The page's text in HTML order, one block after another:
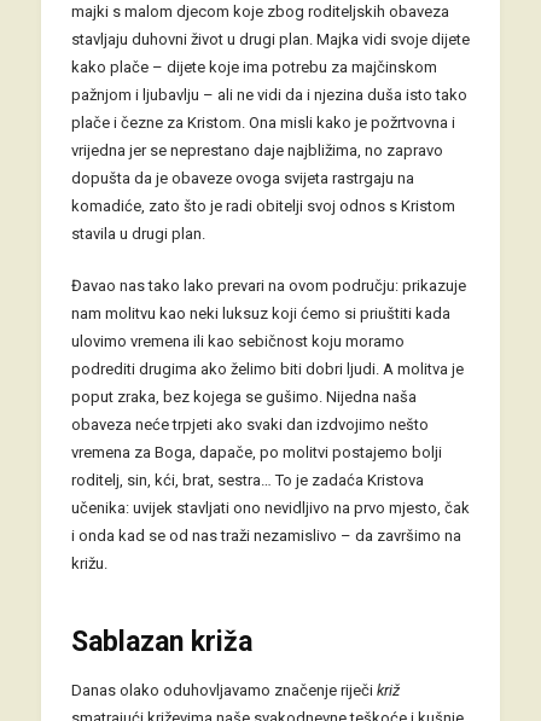
majki s malom djecom koje zbog roditeljskih obaveza
stavljaju duhovni život u drugi plan. Majka vidi svoje dijete
kako plače – dijete koje ima potrebu za majčinskom
pažnjom i ljubavlju – ali ne vidi da i njezina duša isto tako
plače i čezne za Kristom. Ona misli kako je požrtvovna i
vrijedna jer se neprestano daje najbližima, no zapravo
dopušta da je obaveze ovoga svijeta rastrgaju na
komadiće, zato što je radi obitelji svoj odnos s Kristom
stavila u drugi plan.
Đavao nas tako lako prevari na ovom području: prikazuje
nam molitvu kao neki luksuz koji ćemo si priuštiti kada
ulovimo vremena ili kao sebičnost koju moramo
podrediti drugima ako želimo biti dobri ljudi. A molitva je
poput zraka, bez kojega se gušimo. Nijedna naša
obaveza neće trpjeti ako svaki dan izdvojimo nešto
vremena za Boga, dapače, po molitvi postajemo bolji
roditelj, sin, kći, brat, sestra… To je zadaća Kristova
učenika: uvijek stavljati ono nevidljivo na prvo mjesto, čak
i onda kad se od nas traži nezamislivo – da završimo na
križu.
Sablazan križa
Danas olako oduhovljavamo značenje riječi križ